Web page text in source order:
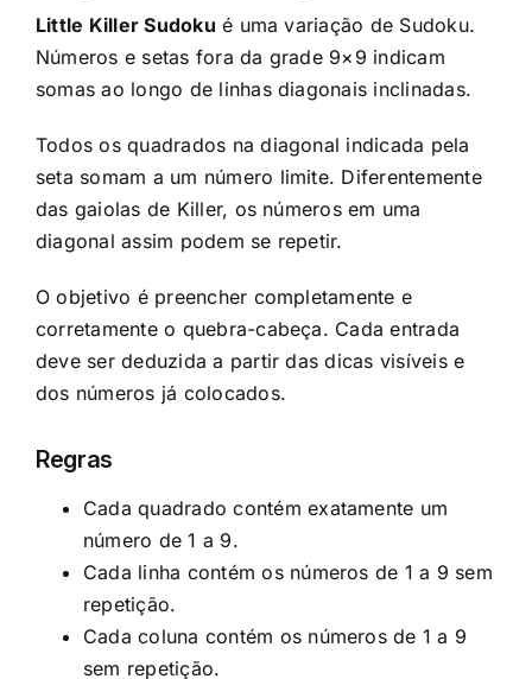
Little Killer Sudoku é uma variação de Sudoku.
Números e setas fora da grade 9×9 indicam
somas ao longo de linhas diagonais inclinadas.
Todos os quadrados na diagonal indicada pela
seta somam a um número limite. Diferentemente
das gaiolas de Killer, os números em uma
diagonal assim podem se repetir.
O objetivo é preencher completamente e
corretamente o quebra-cabeça. Cada entrada
deve ser deduzida a partir das dicas visíveis e
dos números já colocados.
Regras
Cada quadrado contém exatamente um
número de 1 a 9.
Cada linha contém os números de 1 a 9 sem
repetição.
Cada coluna contém os números de 1 a 9
sem repetição.